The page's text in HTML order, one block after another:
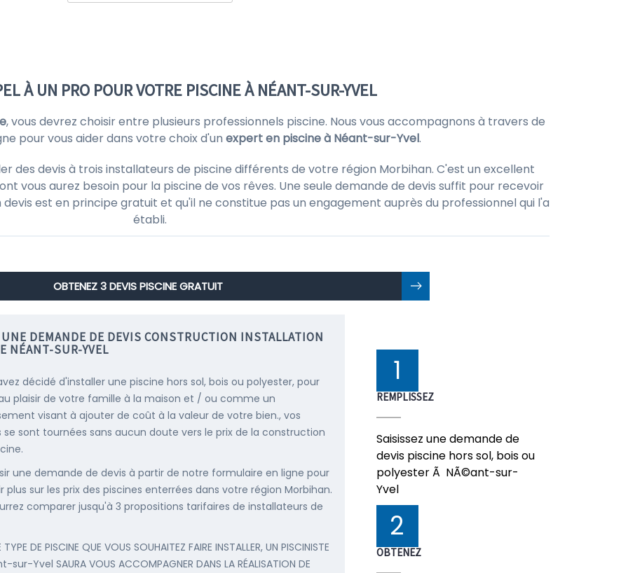
À UN PRO POUR VOTRE PISCINE À NÉANT-SUR-YVEL
, vous devrez choisir entre plusieurs professionnels piscine. Nous vous accompagnons à travers de
pour vous aider dans votre choix d'un expert en piscine à Néant-sur-Yvel.
des devis à trois installateurs de piscine différents de votre région Morbihan. C'est un excellent
vous aurez besoin pour la piscine de vos rêves. Une seule demande de devis suffit pour recevoir
est en principe gratuit et qu'il ne constitue pas un engagement auprès du professionnel qui l'a
établi.
OBTENEZ 3 DEVIS PISCINE GRATUIT
DEMANDE DE DEVIS CONSTRUCTION INSTALLATION
NÉANT-SUR-YVEL
décidé d'installer une piscine hors sol, bois ou polyester, pour
plaisir de votre famille à la maison et / ou comme un
visant à ajouter de coût à la valeur de votre bien., vos
se sont tournées sans aucun doute vers le prix de la construction
une demande de devis à partir de notre formulaire en ligne pour
plus sur les prix des piscines enterrées dans votre région Morbihan.
comparer jusqu'à 3 propositions tarifaires de installateurs de
TYPE DE PISCINE QUE VOUS SOUHAITEZ FAIRE INSTALLER, UN PISCINISTE
sur-Yvel SAURA VOUS ACCOMPAGNER DANS LA RÉALISATION DE
1
REMPLISSEZ
Saisissez une demande de
devis piscine hors sol, bois ou
polyester Ã NÃ©ant-sur-
Yvel
2
OBTENEZ